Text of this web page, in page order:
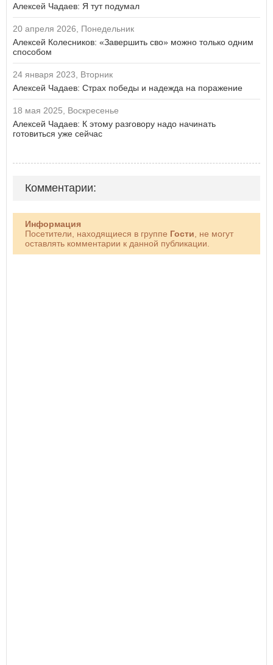
Алексей Чадаев: Я тут подумал
20 апреля 2026, Понедельник
Алексей Колесников: «Завершить сво» можно только одним
способом
24 января 2023, Вторник
Алексей Чадаев: Страх победы и надежда на поражение
18 мая 2025, Воскресенье
Алексей Чадаев: К этому разговору надо начинать
готовиться уже сейчас
Комментарии:
Информация
Посетители, находящиеся в группе Гости , не могут
оставлять комментарии к данной публикации.